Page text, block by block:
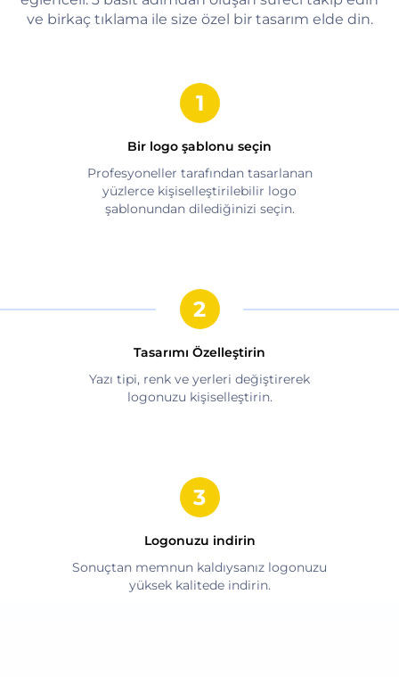
ve birkaç tıklama ile size özel bir tasarım elde din.
Bir logo şablonu seçin
Profesyoneller tarafından tasarlanan
yüzlerce kişiselleştirilebilir logo
şablonundan dilediğinizi seçin.
Tasarımı Özelleştirin
Yazı tipi, renk ve yerleri değiştirerek
logonuzu kişiselleştirin.
Logonuzu indirin
Sonuçtan memnun kaldıysanız logonuzu
yüksek kalitede indirin.